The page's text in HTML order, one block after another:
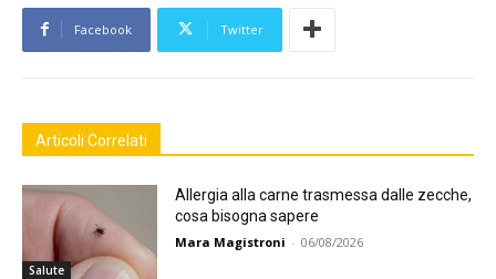
Facebook Twitter
Articoli Correlati
Salute
Allergia alla carne trasmessa dalle zecche,
cosa bisogna sapere
Mara Magistroni - 06/08/2026